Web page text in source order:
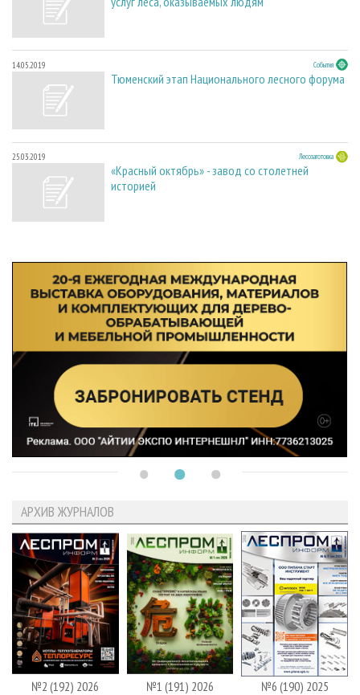
14.05.2019 События
Тюменский этап Национального лесного форума
25.03.2019 Лесозаготовка
«Красный октябрь» - завод со столетней
историей
АРХИВ ЖУРНАЛОВ
№2 (192) 2026 №1 (191) 2026 №6 (190) 2025